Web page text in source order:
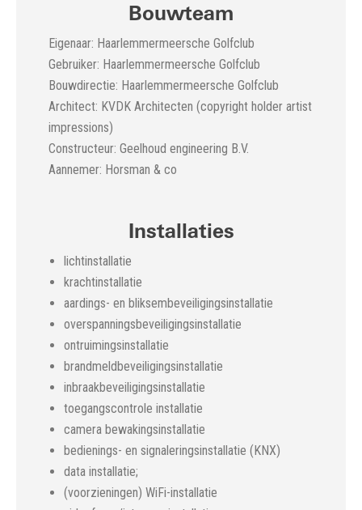
Bouwteam
Eigenaar: Haarlemmermeersche Golfclub
Gebruiker: Haarlemmermeersche Golfclub
Bouwdirectie: Haarlemmermeersche Golfclub
Architect: KVDK Architecten (copyright holder artist
impressions)
Constructeur: Geelhoud engineering B.V.
Aannemer: Horsman & co
Installaties
lichtinstallatie
krachtinstallatie
aardings- en bliksembeveiligingsinstallatie
overspanningsbeveiligingsinstallatie
ontruimingsinstallatie
brandmeldbeveiligingsinstallatie
inbraakbeveiligingsinstallatie
toegangscontrole installatie
camera bewakingsinstallatie
bedienings- en signaleringsinstallatie (KNX)
data installatie;
(voorzieningen) WiFi-installatie